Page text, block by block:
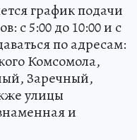
график подачи
с 5:00 до 10:00 и с
по адресам:
Комсомола,
Заречный,
улицы
и